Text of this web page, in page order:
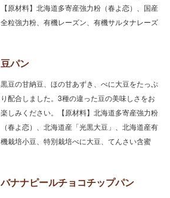
【原材料】北海道多寄産強力粉（春よ恋）、国産
全粒強力粉、有機レーズン、有機サルタナレーズ
豆パン
黒豆の甘納豆、ほの甘あずき、べに大豆をたっぷ
り配合しました。3種の違った豆の美味しさをお
楽しみください。【原材料】北海道多寄産強力粉
（春よ恋）、北海道産「光黒大豆」、北海道産有
機栽培小豆、特別栽培べに大豆、てんさい含蜜
バナナピールチョコチップパン